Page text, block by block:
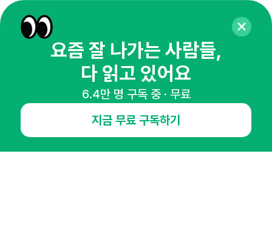
경기도 성남시 분당구 대왕판교로645번길 16
사업자등록번호 : 144-81-27690(
통신판매업신고번호 : 2014-경기성남-1023
호스팅서비스사업자 : 오픈애즈
1800-2198
openads@openads.co.kr
이용약관
instagramthreadkakaotalk
요즘 잘 나가는 사람들,
다 읽고 있어요
6.4만 명 구독 중 · 무료
지금 무료 구독하기